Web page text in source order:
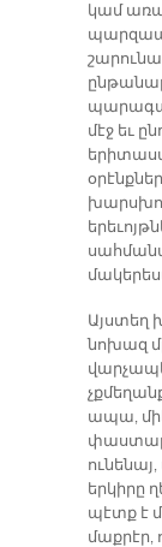
կամ
մէջ եւ
Այստեղ
նոխազ
ապա,
երկիրը
պէտք է